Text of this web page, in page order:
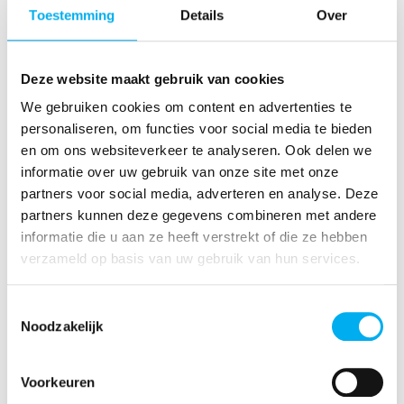
Toestemming Details Over
Deze website maakt gebruik van cookies
We gebruiken cookies om content en advertenties te
personaliseren, om functies voor social media te bieden
en om ons websiteverkeer te analyseren. Ook delen we
informatie over uw gebruik van onze site met onze
partners voor social media, adverteren en analyse. Deze
partners kunnen deze gegevens combineren met andere
informatie die u aan ze heeft verstrekt of die ze hebben
verzameld op basis van uw gebruik van hun services.
Noodzakelijk
Voorkeuren
het Regionaal Bestuur belangrijk is
voor mijn gewest?
Kom er nog meer over te weten
Wil je mee de toekomst van KLJ West-
Vlaanderen uitstippelen? Laat ons dan snel iets
weten.